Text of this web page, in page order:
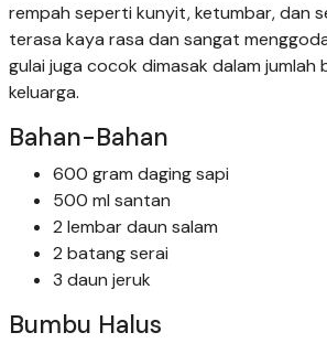
rempah seperti kunyit, ketumbar, dan
terasa kaya rasa dan sangat
gulai juga cocok dimasak dalam jumlah
keluarga.
Bahan-Bahan
600 gram daging sapi
500 ml santan
2 lembar daun salam
2 batang serai
3 daun jeruk
Bumbu Halus